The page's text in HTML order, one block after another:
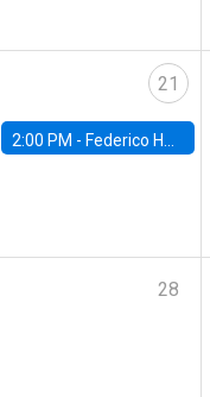
21
2:00 PM - Federico Huneeus - Banco Central de Chile
28